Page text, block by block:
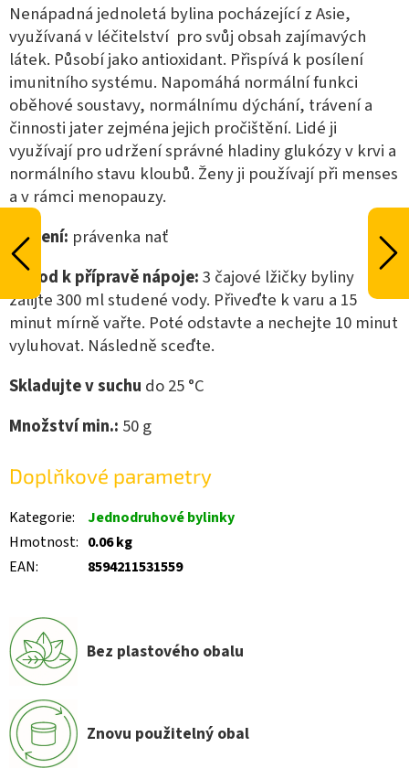
Nenápadná jednoletá bylina pocházející z Asie,
využívaná v léčitelství pro svůj obsah zajímavých
látek. Působí jako antioxidant. Přispívá k posílení
imunitního systému. Napomáhá normální funkci
oběhové soustavy, normálnímu dýchání, trávení a
činnosti jater zejména jejich pročištění. Lidé ji
využívají pro udržení správné hladiny glukózy v krvi a
normálního stavu kloubů. Ženy ji používají při menses
a v rámci menopauzy.
Složení: právenka nať
Návod k přípravě nápoje:3 čajové lžičky byliny
zalijte 300 ml studené vody. Přiveďte k varu a 15
minut mírně vařte. Poté odstavte a nechejte 10 minut
vyluhovat. Následně sceďte.
Skladujte v suchu do 25 °C
Množství min.: 50g
Doplňkové parametry
Kategorie:
Jednodruhové bylinky
Hmotnost: 0.06 kg
EAN: 8594211531559
Bez plastového obalu
Znovu použitelný obal